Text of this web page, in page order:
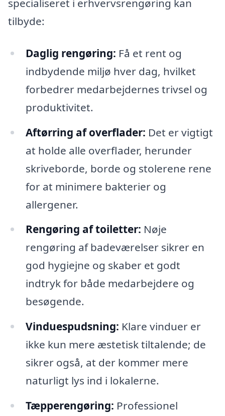
specialiseret i erhvervsrengøring kan
tilbyde:
Daglig rengøring: Få et rent og
indbydende miljø hver dag, hvilket
forbedrer medarbejdernes trivsel og
produktivitet.
Aftørring af overflader: Det er vigtigt
at holde alle overflader, herunder
skriveborde, borde og stolerene rene
for at minimere bakterier og
allergener.
Rengøring af toiletter: Nøje
rengøring af badeværelser sikrer en
god hygiejne og skaber et godt
indtryk for både medarbejdere og
besøgende.
Vinduespudsning: Klare vinduer er
ikke kun mere æstetisk tiltalende; de
sikrer også, at der kommer mere
naturligt lys ind i lokalerne.
Tæpperengøring: Professionel